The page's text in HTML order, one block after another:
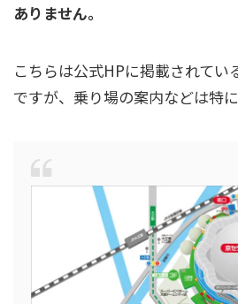
ありません。
こちらは公式HPに掲載されてい
ですが、乗り場の案内などは特